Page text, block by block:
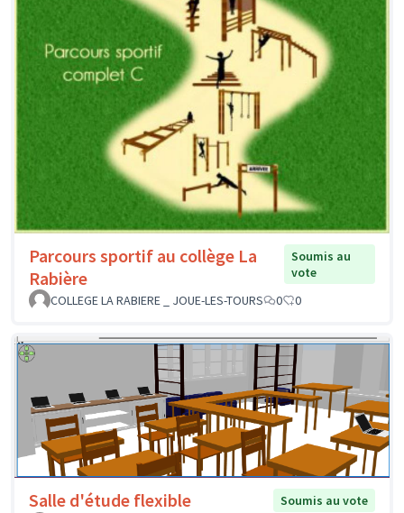
Parcours sportif au collège La
Rabière
Soumis au
vote
COLLEGE LA RABIERE _ JOUE-LES-TOURS
0 0
Salle d'étude flexible Soumis au vote